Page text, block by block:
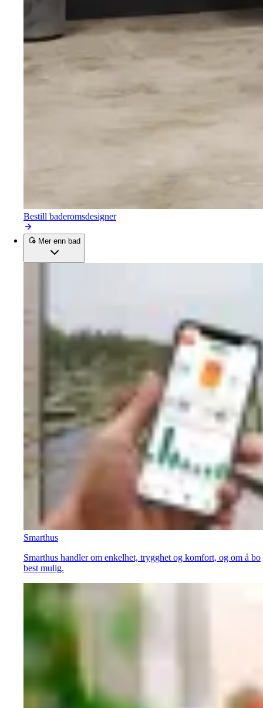
Bestill baderomsdesigner
Mer enn bad
Smarthus
Smarthus handler om enkelhet, trygghet og komfort, og om å bo
best mulig.